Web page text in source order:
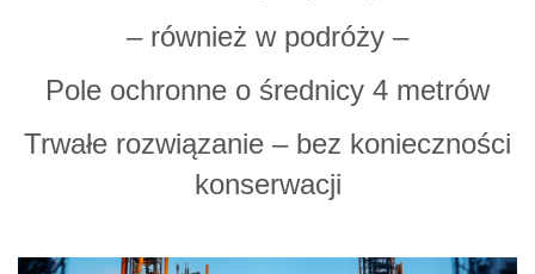
– również w podróży –
Pole ochronne o średnicy 4 metrów
Trwałe rozwiązanie – bez konieczności
konserwacji